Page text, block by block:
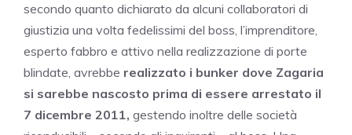
secondo quanto dichiarato da alcuni collaboratori di
giustizia una volta fedelissimi del boss, l’imprenditore,
esperto fabbro e attivo nella realizzazione di porte
blindate, avrebbe realizzato i bunker dove Zagaria
si sarebbe nascosto prima di essere arrestato il
7 dicembre 2011, gestendo inoltre delle società